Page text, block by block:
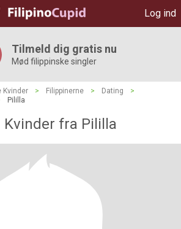
Log ind
Tilmeld dig gratis nu
Mød filippinske singler
Kvinder > Filippinerne > Dating
>
Pililla
Kvinder fra Pililla